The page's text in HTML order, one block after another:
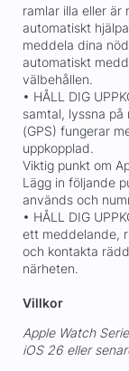
ramlar illa eller är
automatiskt
meddela dina
automatiskt
välbehållen.
• HÅLL DIG
samtal, lyssna på
(GPS) fungerar
uppkopplad.
Viktig punkt om
Lägg in följande
används och
• HÅLL DIG
ett meddelande,
och kontakta
närheten.
Villkor
Apple Watch
iOS 26 eller